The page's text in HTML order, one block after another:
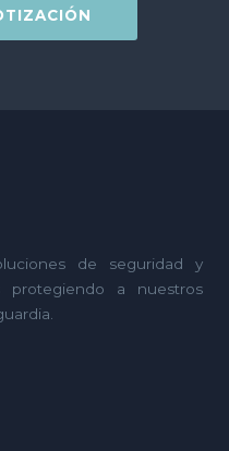
de seguridad y
a nuestros